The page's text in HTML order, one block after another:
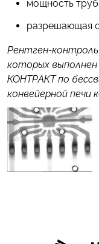
мощность
разрешающая
Рентген-
которых
КОНТРАКТ по
конвейерной печи